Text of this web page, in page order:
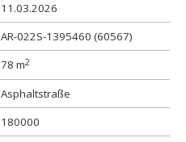
11.03.2026
AR-022S-1395460 (60567)
78 m2
Asphaltstraße
180000